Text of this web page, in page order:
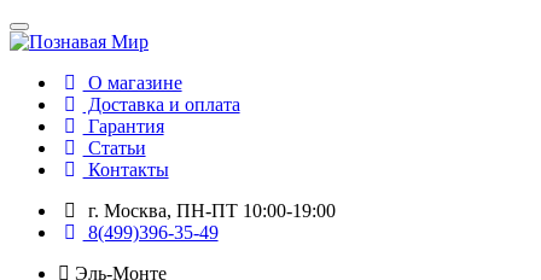
О магазине
Доставка и оплата
Гарантия
Статьи
Контакты
г. Москва, ПН-ПТ 10:00-19:00
8(499)396-35-49
Эль-Монте